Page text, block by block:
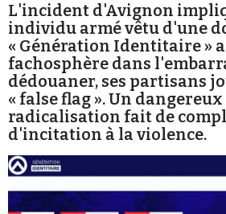
Demander à
Se connecter
L'incident d'Avignon
individu armé vêtu d'une
« Génération Identitaire »
fachosphère dans
dédouaner, ses partisans
« false flag ». Un
radicalisation fait de
d'incitation à la violence.